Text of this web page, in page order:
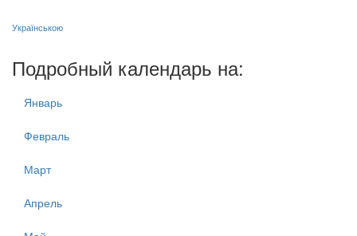
Українською
Подробный календарь на:
Январь
Февраль
Март
Апрель